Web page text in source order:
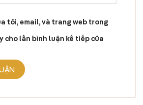
tôi, email, và trang web trong
cho lần bình luận kế tiếp của